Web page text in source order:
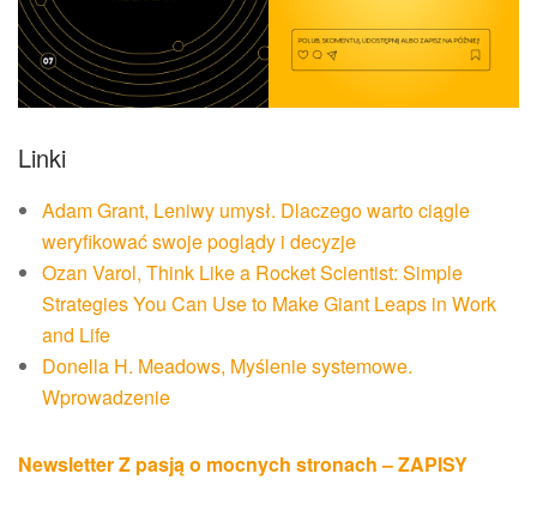
Linki
Adam Grant, Leniwy umysł. Dlaczego warto ciągle
weryfikować swoje poglądy i decyzje
Ozan Varol, Think Like a Rocket Scientist: Simple
Strategies You Can Use to Make Giant Leaps in Work
and Life
Donella H. Meadows, Myślenie systemowe.
Wprowadzenie
Newsletter Z pasją o mocnych stronach – ZAPISY